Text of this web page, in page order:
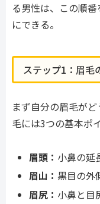
る男性は、この順
にできる。
ステップ1：眉毛
まず自分の眉毛が
毛には3つの基本ポ
眉頭： 小鼻の延
眉山： 黒目の外
眉尻： 小鼻と目